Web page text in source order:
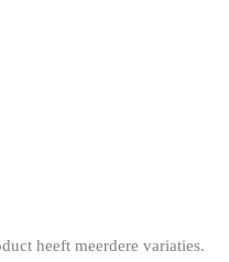
heeft meerdere variaties.